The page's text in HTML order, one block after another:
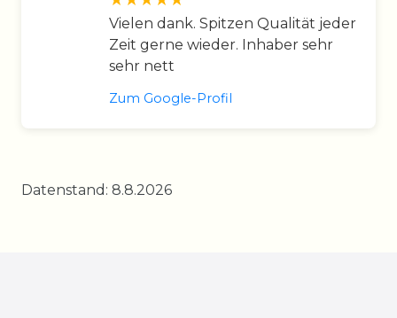
Vielen dank. Spitzen Qualität jeder
Zeit gerne wieder. Inhaber sehr
sehr nett
Zum Google-Profil
Datenstand: 8.8.2026